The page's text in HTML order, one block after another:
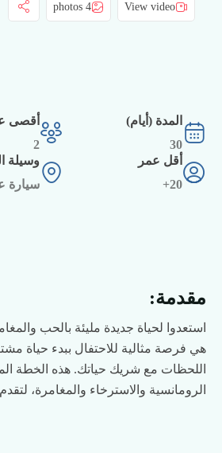
View video
4 photos
المدة (أيام)
30
أقصى
2
أقل عمر
20+
وسيلة
سيارة
مقدمة:
استعدوا لحياة جديدة مليئة بالحب
هي فرصة مثالية للاحتفال ببدء حياة
اللحظات مع شريك حياتك. هذه الخطة
الرومانسية والاسترخاء والمغامرة،